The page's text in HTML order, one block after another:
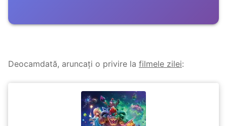
Deocamdată, aruncați o privire la filmele zilei: